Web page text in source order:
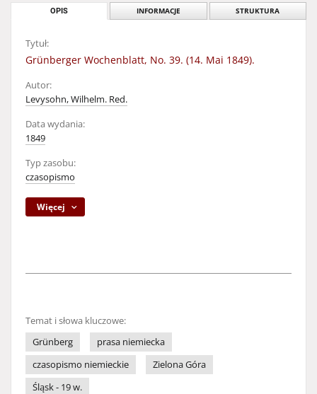
OPIS INFORMACJE STRUKTURA
Tytuł:
Grünberger Wochenblatt, No. 39. (14. Mai 1849).
Autor:
Levysohn, Wilhelm. Red.
Data wydania:
1849
Typ zasobu:
czasopismo
Więcej
Temat i słowa kluczowe:
Grünberg
prasa niemiecka
czasopismo niemieckie
Zielona Góra
Śląsk - 19 w.